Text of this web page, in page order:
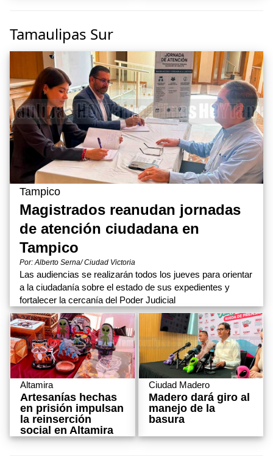
Tamaulipas Sur
Tampico
Magistrados reanudan jornadas
de atención ciudadana en
Tampico
Por: Alberto Serna/ Ciudad Victoria
Las audiencias se realizarán todos los jueves para orientar
a la ciudadanía sobre el estado de sus expedientes y
fortalecer la cercanía del Poder Judicial
Altamira
Artesanías hechas
en prisión impulsan
la reinserción
social en Altamira
Ciudad Madero
Madero dará giro al
manejo de la
basura